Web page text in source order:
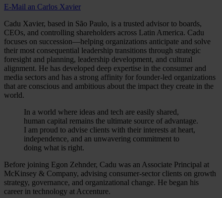
E-Mail an Carlos Xavier
Cadu Xavier, based in São Paulo, is a trusted advisor to boards,
CEOs, and controlling shareholders across Latin America. Cadu
focuses on succession—helping organizations anticipate and solve
their most consequential leadership transitions through strategic
foresight and planning, leadership development, and cultural
alignment. He has developed deep expertise in the consumer and
media sectors and has a strong affinity for founder-led organizations
that are conscious and ambitious about the impact they create in the
world.
In a world where ideas and tech are easily shared,
human capital remains the ultimate source of advantage.
I am proud to advise clients with their interests at heart,
independence, and an unwavering commitment to
doing what is right.
Before joining Egon Zehnder, Cadu was an Associate Principal at
McKinsey & Company, advising consumer-sector clients on growth
strategy, governance, and organizational change. He began his
career in technology at Accenture.